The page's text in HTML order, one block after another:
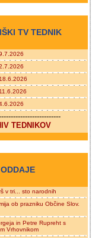
TV TEDNIK
TEDNIKOV
ODDAJE
v tri... sto narodnih
ob prazniku Občine Slov.
in Petre Rupreht s
Vrhovnikom